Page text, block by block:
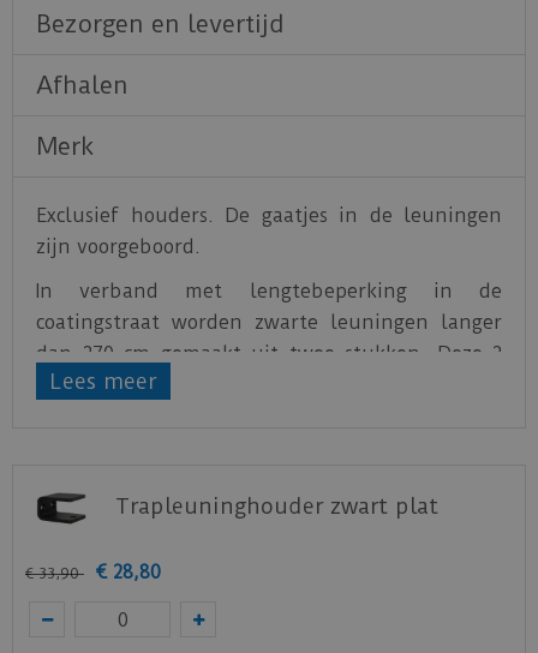
Bezorgen en levertijd
Afhalen
Merk
Exclusief houders. De gaatjes in de leuningen
zijn voorgeboord.
In verband met lengtebeperking in de
coatingstraat worden zwarte leuningen langer
dan 270 cm gemaakt uit twee stukken. Deze 2
delen worden bij de montage in elkaar
Lees meer
Trapleuninghouder zwart plat
€ 33,90 € 28,80